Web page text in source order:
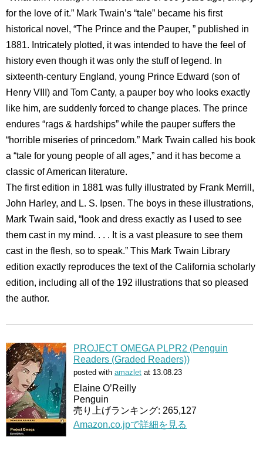
for the love of it.” Mark Twain’s “tale” became his first
historical novel, “The Prince and the Pauper, ” published in
1881. Intricately plotted, it was intended to have the feel of
history even though it was only the stuff of legend. In
sixteenth-century England, young Prince Edward (son of
Henry VIII) and Tom Canty, a pauper boy who looks exactly
like him, are suddenly forced to change places. The prince
endures “rags & hardships” while the pauper suffers the
“horrible miseries of princedom.” Mark Twain called his book
a “tale for young people of all ages,” and it has become a
classic of American literature.
The first edition in 1881 was fully illustrated by Frank Merrill,
John Harley, and L. S. Ipsen. The boys in these illustrations,
Mark Twain said, “look and dress exactly as I used to see
them cast in my mind. . . . It is a vast pleasure to see them
cast in the flesh, so to speak.” This Mark Twain Library
edition exactly reproduces the text of the California scholarly
edition, including all of the 192 illustrations that so pleased
the author.
PROJECT OMEGA PLPR2 (Penguin
Readers (Graded Readers))
posted with amazlet at 13.08.23
Elaine O’Reilly
Penguin
売り上げランキング: 265,127
Amazon.co.jpで詳細を見る